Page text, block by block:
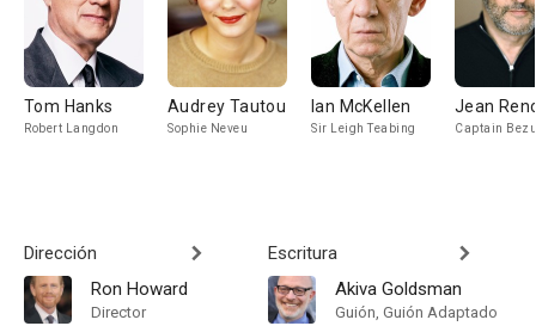
Tom Hanks
Robert Langdon
Audrey Tautou
Sophie Neveu
Ian McKellen
Sir Leigh Teabing
Jean
Captain
Dirección
Ron Howard
Director
Escritura
Akiva Goldsman
Guión, Guión Adaptado